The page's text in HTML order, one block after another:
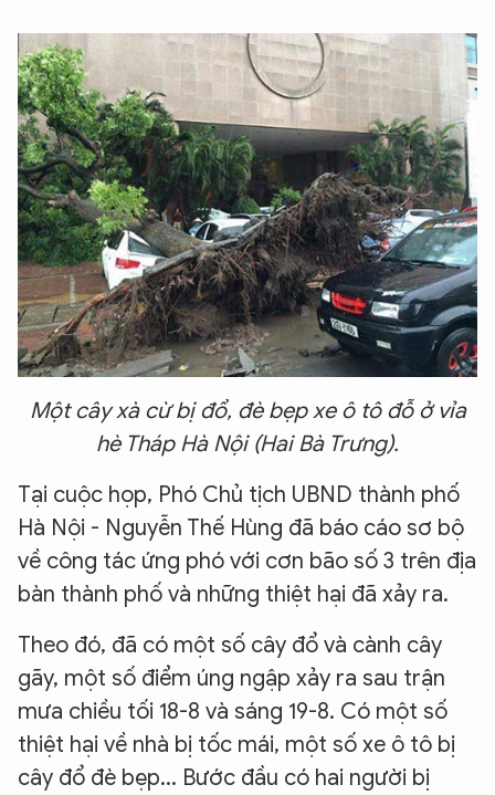
Một cây xà cừ bị đổ, đè bẹp xe ô tô đỗ ở vỉa
hè Tháp Hà Nội (Hai Bà Trưng).
Tại cuộc họp, Phó Chủ tịch UBND thành phố
Hà Nội - Nguyễn Thế Hùng đã báo cáo sơ bộ
về công tác ứng phó với cơn bão số 3 trên địa
bàn thành phố và những thiệt hại đã xảy ra.
Theo đó, đã có một số cây đổ và cành cây
gãy, một số điểm úng ngập xảy ra sau trận
mưa chiều tối 18-8 và sáng 19-8. Có một số
thiệt hại về nhà bị tốc mái, một số xe ô tô bị
cây đổ đè bẹp... Bước đầu có hai người bị